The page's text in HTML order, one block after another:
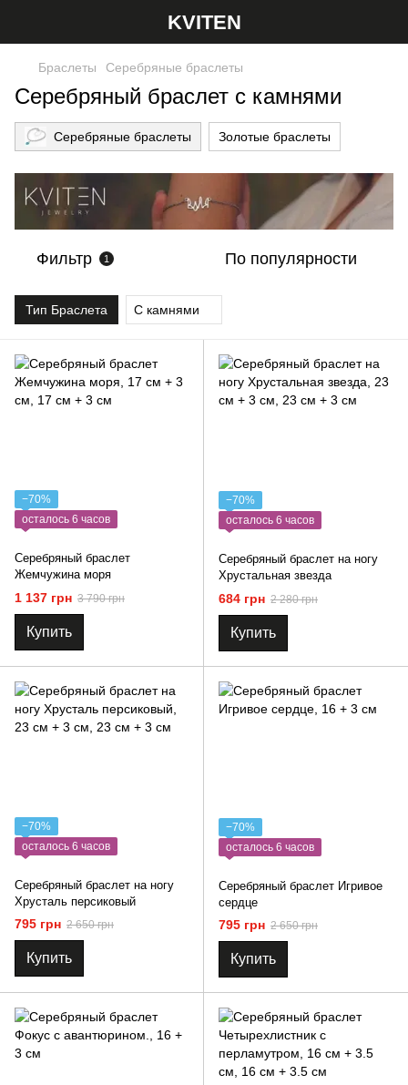
KVITEN
Браслеты Серебряные браслеты
Cеребряный браслет с камнями
Серебряные браслеты Золотые браслеты
Фильтр 1 По популярности
Тип Браслета С камнями
−70%
осталось 6 часов
Серебряный браслет
Жемчужина моря
1 137 грн 3 790 грн
Купить
−70%
осталось 6 часов
Серебряный браслет на ногу
Хрустальная звезда
684 грн 2 280 грн
Купить
−70%
осталось 6 часов
Серебряный браслет на ногу
Хрусталь персиковый
795 грн 2 650 грн
Купить
−70%
осталось 6 часов
Серебряный браслет Игривое
сердце
795 грн 2 650 грн
Купить